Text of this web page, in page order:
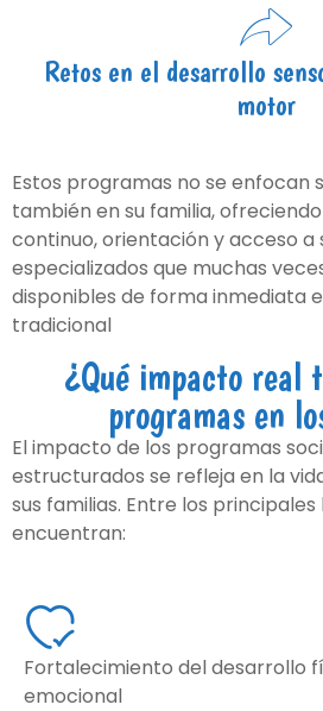
Retos en el desarrollo
motor
Estos programas no se enfocan
también en su familia,
continuo, orientación y acceso a
especializados que muchas
disponibles de forma inmediata
tradicional
¿Qué impacto real
programas en
El impacto de los programas
estructurados se refleja en la
sus familias. Entre los
encuentran:
Fortalecimiento del desarrollo
emocional